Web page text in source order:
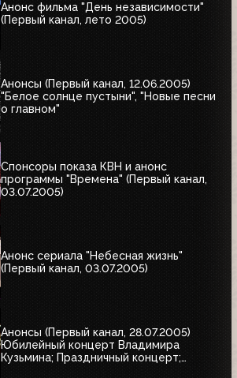
Анонс фильма "День независимости"
(Первый канал, лето 2005)
Анонсы (Первый канал, 12.06.2005)
"Белое солнце пустыни", "Новые песни
о главном"
Спонсоры показа КВН и анонс
программы "Времена" (Первый канал,
03.07.2005)
Анонс сериала "Небесная жизнь"
(Первый канал, 03.07.2005)
Анонсы (Первый канал, 28.07.2005)
Юбилейный концерт Владимира
Кузьмина; Праздничный концерт;